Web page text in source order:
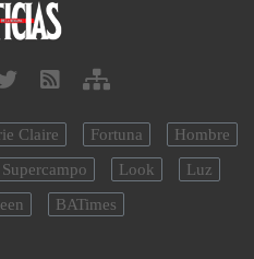
Claire Fortuna
Hombre
Supercampo Look
Luz
BATimes